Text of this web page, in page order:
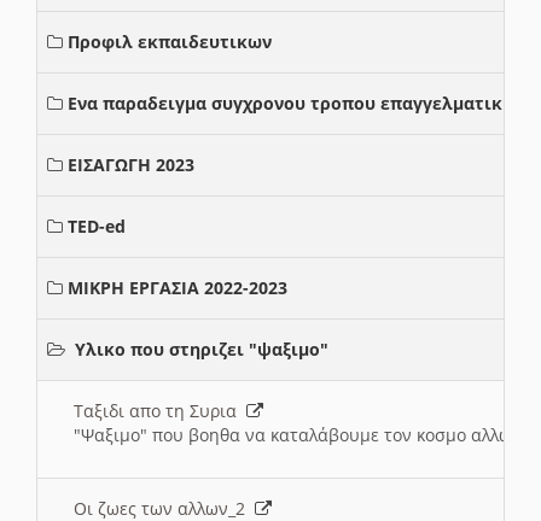
Προφιλ εκπαιδευτικων
Ενα παραδειγμα συγχρονου τροπου επαγγελματικης
ΕΙΣΑΓΩΓΗ 2023
TED-ed
ΜΙΚΡΗ ΕΡΓΑΣΙΑ 2022-2023
Υλικο που στηριζει "ψαξιμο"
Ταξιδι απο τη Συρια
"Ψαξιμο" που βοηθα να καταλάβουμε τον κοσμο αλλων
Οι ζωες των αλλων_2